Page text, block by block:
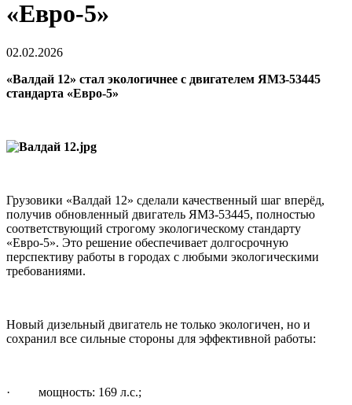
«Евро-5»
02.02.2026
«Валдай 12» стал экологичнее с двигателем ЯМЗ-53445
стандарта «Евро-5»
Грузовики «Валдай 12» сделали качественный шаг вперёд,
получив обновленный двигатель ЯМЗ-53445, полностью
соответствующий строгому экологическому стандарту
«Евро-5». Это решение обеспечивает долгосрочную
перспективу работы в городах с любыми экологическими
требованиями.
Новый дизельный двигатель не только экологичен, но и
сохранил все сильные стороны для эффективной работы:
· мощность: 169 л.с.;